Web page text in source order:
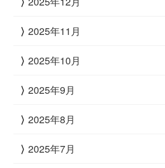
2025年11月
2025年10月
2025年9月
2025年8月
2025年7月